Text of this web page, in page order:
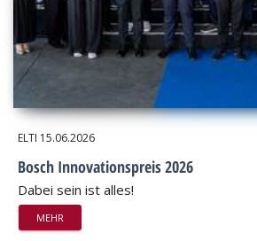
ELTI 15.06.2026
Bosch Innovationspreis 2026
Dabei sein ist alles!
MEHR